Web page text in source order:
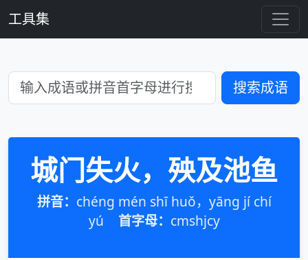
工具集
搜索成语
城门失火，殃及池鱼
拼音： chéng mén shī huǒ，yāng jí chí
yú
首字母： cmshjcy